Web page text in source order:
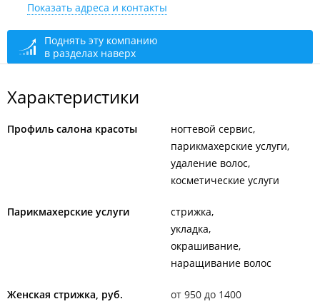
+7 902 484-72-93
Летнее время сегодня закрыто
Зимнее время сегодня закрыто
Показать адреса и контакты
Поднять эту компанию
в разделах наверх
Характеристики
Профиль салона красоты
ногтевой сервис
парикмахерские услуги
удаление волос
косметические услуги
Парикмахерские услуги
стрижка
укладка
окрашивание
наращивание волос
Женская стрижка, руб. от 950 до 1400